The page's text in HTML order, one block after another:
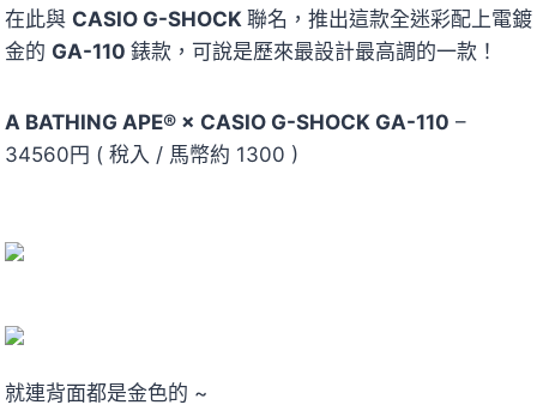
在此與 CASIO G-SHOCK 聯名，推出這款全迷彩配上電鍍
金的 GA-110 錶款，可說是歷來最設計最高調的一款！
A BATHING APE® × CASIO G-SHOCK GA-110 –
34560円 ( 稅入 / 馬幣約 1300 )
就連背面都是金色的 ~